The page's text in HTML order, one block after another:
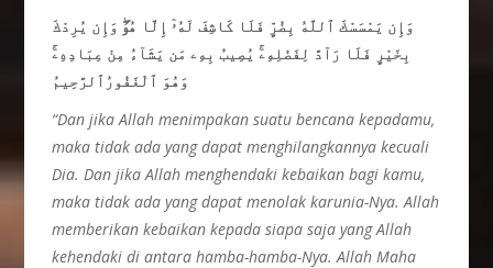
وَإِن يَمْسَسْكَ ٱللَّهُ بِضُرٍّ فَلَا كَاشِفَ لَهُۥٓ إِلَّا هُوَۖ وَإِن يُرِدْكَ
بِخَيْرٍ فَلَا رَآدَّ لِفَضْلِهِۦۚ يُصِيبُ بِهِۦ مَن يَشَآءُ مِنْ عِبَادِهِۦۚ
وَهُوَ ٱلْغَفُورُٱلرَّحِيمُ
“Dan jika Allah menimpakan suatu bencana kepadamu,
maka tidak ada yang dapat menghilangkannya kecuali
Dia. Dan jika Allah menghendaki kebaikan bagi kamu,
maka tidak ada yang dapat menolak karunia-Nya. Allah
memberikan kebaikan kepada siapa saja yang Allah
kehendaki di antara hamba-hamba-Nya. Allah Maha